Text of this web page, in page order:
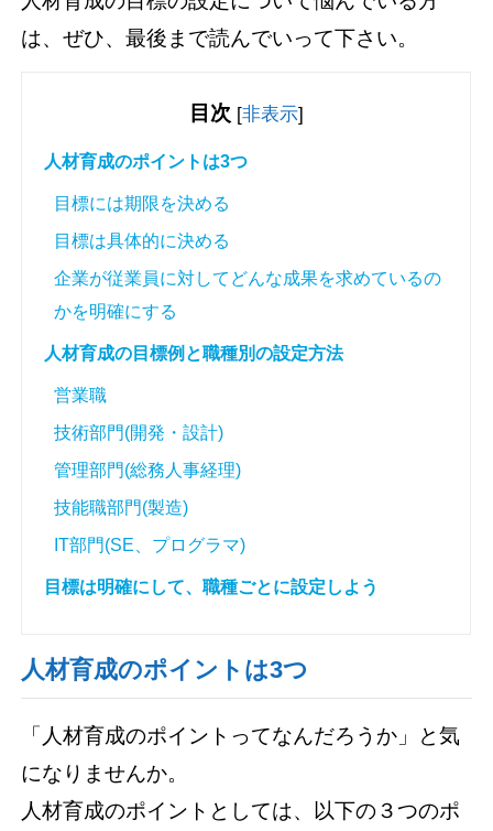
は、ぜひ、最後まで読んでいって下さい。
目次 [非表示]
人材育成のポイントは3つ
目標には期限を決める
目標は具体的に決める
企業が従業員に対してどんな成果を求めているの
かを明確にする
人材育成の目標例と職種別の設定方法
営業職
技術部門(開発・設計)
管理部門(総務人事経理)
技能職部門(製造)
IT部門(SE、プログラマ)
目標は明確にして、職種ごとに設定しよう
人材育成のポイントは3つ
「人材育成のポイントってなんだろうか」と気
になりませんか。
人材育成のポイントとしては、以下の３つのポ